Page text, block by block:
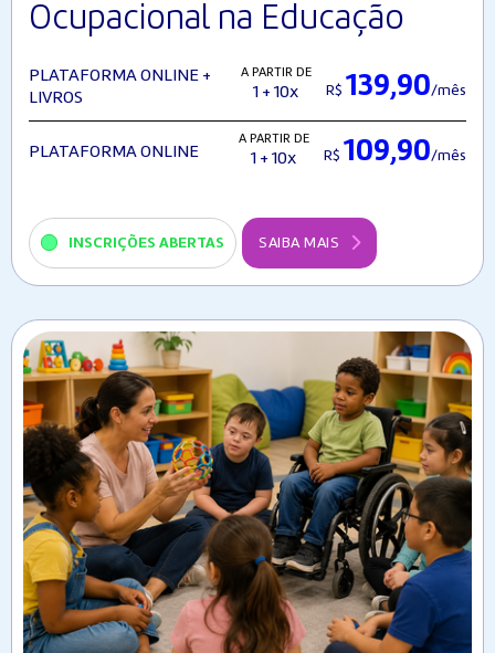
Ocupacional na Educação
PLATAFORMA ONLINE +
LIVROS
A PARTIR DE
1 + 10x R$ 139,90/mês
PLATAFORMA ONLINE
A PARTIR DE
1 + 10x R$ 109,90/mês
INSCRIÇÕES ABERTAS SAIBA MAIS